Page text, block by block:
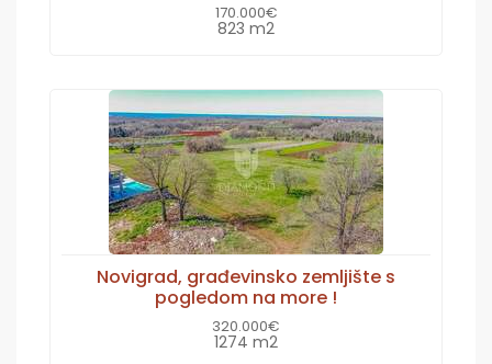
170.000€
823 m2
Novigrad, građevinsko zemljište s
pogledom na more !
320.000€
1274 m2